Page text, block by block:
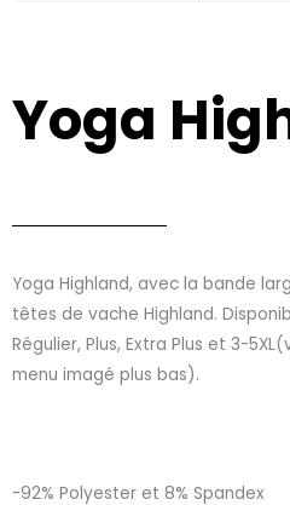
Yoga
Yoga Highland, avec la bande
têtes de vache Highland.
Régulier, Plus, Extra Plus et 3-
menu imagé plus bas).
-92% Polyester et 8% Spandex